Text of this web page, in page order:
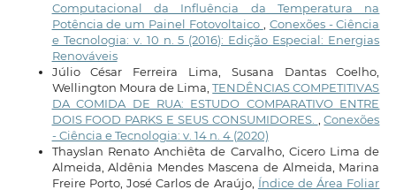
Computacional da Influência da Temperatura na
Potência de um Painel Fotovoltaico
Conexões - Ciência
e Tecnologia: v. 10 n. 5 (2016): Edição Especial: Energias
Renováveis
Júlio César Ferreira Lima, Susana Dantas Coelho,
Wellington Moura de Lima,TENDÊNCIAS COMPETITIVAS
DA COMIDA DE RUA: ESTUDO COMPARATIVO ENTRE
DOIS FOOD PARKS E SEUS CONSUMIDORES.
,Conexões
- Ciência e Tecnologia: v. 14 n. 4 (2020)
Thayslan Renato Anchiêta de Carvalho, Cicero Lima de
Almeida, Aldênia Mendes Mascena de Almeida, Marina
Freire Porto, José Carlos de Araújo, Índice de Área Foliar